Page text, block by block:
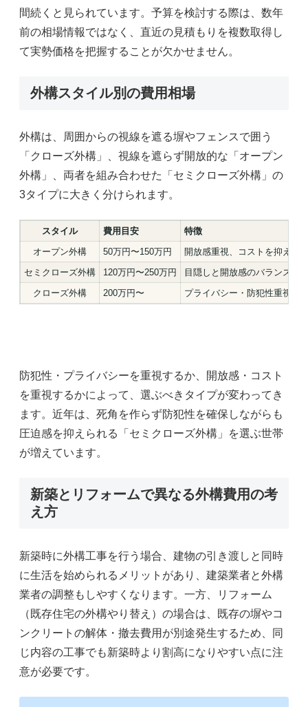
間続くと見られています。予算を検討する際は、数年
前の相場情報ではなく、直近の見積もりを複数取得し
て実勢価格を把握することが欠かせません。
外構スタイル別の費用相場
外構は、周囲からの視線を遮る塀やフェンスで囲う
「クローズ外構」、視線を遮らず開放的な「オープン
外構」、両者を組み合わせた「セミクローズ外構」の
3タイプに大きく分けられます。
スタイル 費用目安
特徴
オープン外構
50万円〜150万円
開放感重視、コストを抑えや
セミクローズ外構
120万円〜250万円
目隠しと開放感のバランス型
クローズ外構
200万円〜 プライバシー・防犯性重視、
防犯性・プライバシーを重視するか、開放感・コスト
を重視するかによって、選ぶべきタイプが変わってき
ます。近年は、死角を作らず防犯性を確保しながらも
圧迫感を抑えられる「セミクローズ外構」を選ぶ世帯
が増えています。
新築とリフォームで異なる外構費用の考
え方
新築時に外構工事を行う場合、建物の引き渡しと同時
に生活を始められるメリットがあり、建築業者と外構
業者の調整もしやすくなります。一方、リフォーム
（既存住宅の外構やり替え）の場合は、既存の塀やコ
ンクリートの解体・撤去費用が別途発生するため、同
じ内容の工事でも新築時より割高になりやすい点に注
意が必要です。